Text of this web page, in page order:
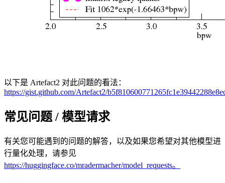
以下是 Artefact2 对此问题的看法：
https://gist.github.com/Artefact2/
常见问题 / 模型请求
有关您可能遇到的问题的解答，以及如果您希望对其他模型进
行量化处理，请参见
https://huggingface.co/mradermacher/model_requests。